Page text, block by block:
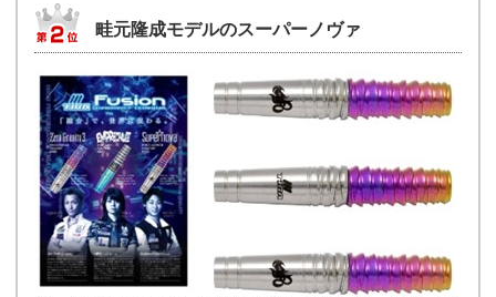
畦元隆成モデルのスーパーノヴァ